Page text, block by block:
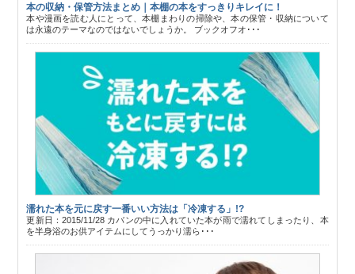
本の収納・保管方法まとめ｜本棚の本をすっきりキレイに！
本や漫画を読む人にとって、本棚まわりの掃除や、本の保管・収納について
は永遠のテーマなのではないでしょうか。 ブックオフオ･･･
濡れた本を元に戻す一番いい方法は「冷凍する」!?
更新日：2015/11/28 カバンの中に入れていた本が雨で濡れてしまったり、本
を半身浴のお供アイテムにしてうっかり濡ら･･･